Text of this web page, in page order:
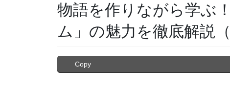
物語を作りながら学ぶ
ム」の魅力を徹底解説
Copy